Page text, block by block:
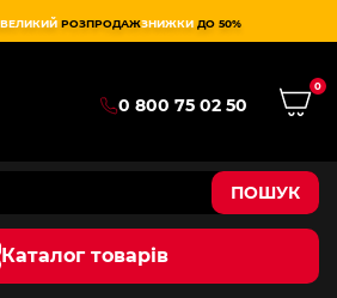
ВЕЛИКИЙ РОЗПРОДАЖЗНИЖКИ ДО 50%
0 800 75 02 50
0
ПОШУК
Каталог товарів